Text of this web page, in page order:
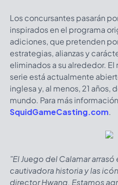
Los concursantes pasarán
inspirados en el programa
adiciones, que pretenden
estrategias, alianzas y
eliminados a su alrededor.
serie está actualmente
inglesa y, al menos, 21 años,
mundo. Para más
SquidGameCasting.com.
"El Juego del Calamar
cautivadora historia y las
director Hwang. Estamos